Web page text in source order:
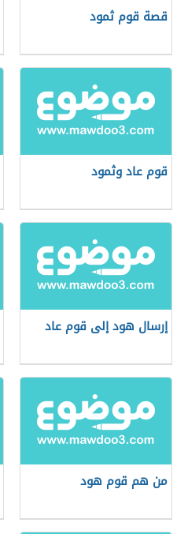
قصة قوم ثمود
قوم عاد وثمود
إرسال هود إلى قوم عاد
من هم قوم هود